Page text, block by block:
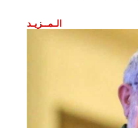
الـمــزيـد